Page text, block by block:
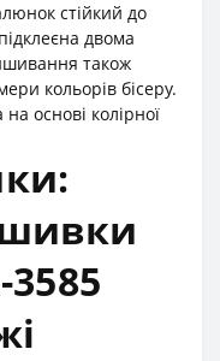
стійкий до
двома
також
кольорів бісеру.
основі колірної